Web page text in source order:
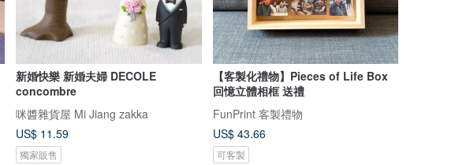
新婚快樂 新婚夫婦 DECOLE
concombre
咪醬雜貨屋 Mi Jiang zakka
US$ 11.59
獨家販售
【客製化禮物】Pieces of Life Box
回憶立體相框 送禮
FunPrint 客製禮物
US$ 43.66
可客製